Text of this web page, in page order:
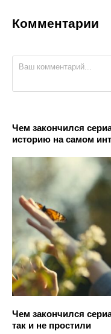
Комментарии
Чем закончился
историю на самом
Чем закончился
так и не простили